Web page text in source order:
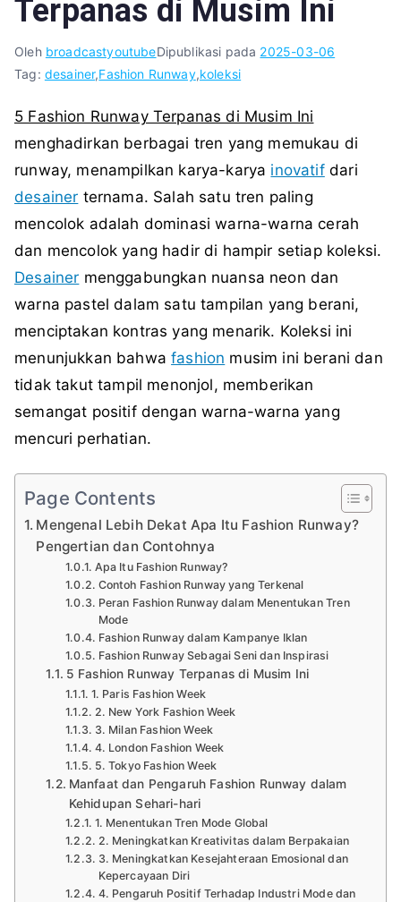
Terpanas di Musim Ini
Oleh broadcastyoutubeDipublikasi pada 2025-03-06
Tag: desainer,Fashion Runway,koleksi
5 Fashion Runway Terpanas di Musim Ini
menghadirkan berbagai tren yang memukau di
runway, menampilkan karya-karya inovatifdari
desainer ternama. Salah satu tren paling
mencolok adalah dominasi warna-warna cerah
dan mencolok yang hadir di hampir setiap koleksi.
Desainer menggabungkan nuansa neon dan
warna pastel dalam satu tampilan yang berani,
menciptakan kontras yang menarik. Koleksi ini
menunjukkan bahwafashion musim ini berani dan
tidak takut tampil menonjol, memberikan
semangat positif dengan warna-warna yang
mencuri perhatian.
Page Contents
Mengenal Lebih Dekat Apa Itu Fashion Runway?
Pengertian dan Contohnya
Apa Itu Fashion Runway?
Contoh Fashion Runway yang Terkenal
Peran Fashion Runway dalam Menentukan Tren
Mode
Fashion Runway dalam Kampanye Iklan
Fashion Runway Sebagai Seni dan Inspirasi
5 Fashion Runway Terpanas di Musim Ini
1. Paris Fashion Week
2. New York Fashion Week
3. Milan Fashion Week
4. London Fashion Week
5. Tokyo Fashion Week
Manfaat dan Pengaruh Fashion Runway dalam
Kehidupan Sehari-hari
1. Menentukan Tren Mode Global
2. Meningkatkan Kreativitas dalam Berpakaian
3. Meningkatkan Kesejahteraan Emosional dan
Kepercayaan Diri
4. Pengaruh Positif Terhadap Industri Mode dan